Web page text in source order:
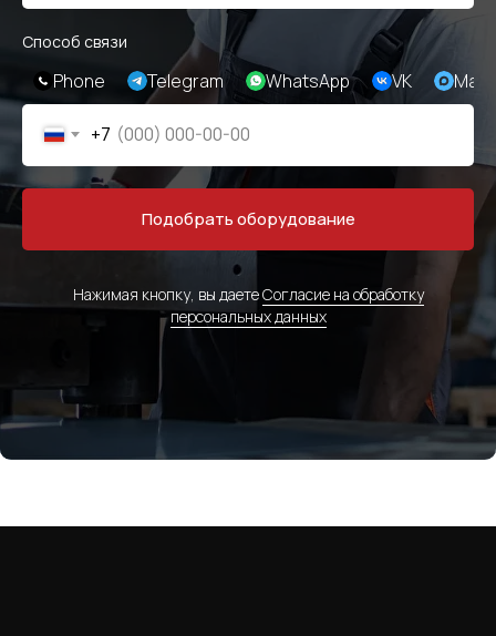
Способ связи
Phone Telegram WhatsApp VK Max
+7
Подобрать оборудование
Нажимая кнопку, вы даетеСогласие на обработку
персональных данных